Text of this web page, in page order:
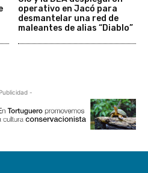
operativo en Jacó para
desmantelar una red de
maleantes de alias “Diablo”
-